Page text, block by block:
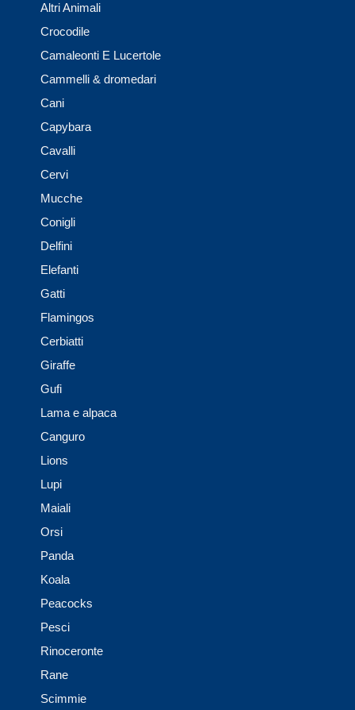
Altri Animali
Crocodile
Camaleonti E Lucertole
Cammelli & dromedari
Cani
Capybara
Cavalli
Cervi
Mucche
Conigli
Delfini
Elefanti
Gatti
Flamingos
Cerbiatti
Giraffe
Gufi
Lama e alpaca
Canguro
Lions
Lupi
Maiali
Orsi
Panda
Koala
Peacocks
Pesci
Rinoceronte
Rane
Scimmie